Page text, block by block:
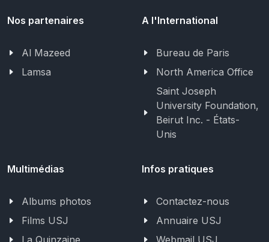
Nos partenaires
Al Mazeed
Lamsa
A l'International
Bureau de Paris
North America Office
Saint Joseph
University Foundation,
Beirut Inc. - États-
Unis
Multimédias
Albums photos
Films USJ
La Quinzaine
Infos pratiques
Contactez-nous
Annuaire USJ
Webmail USJ